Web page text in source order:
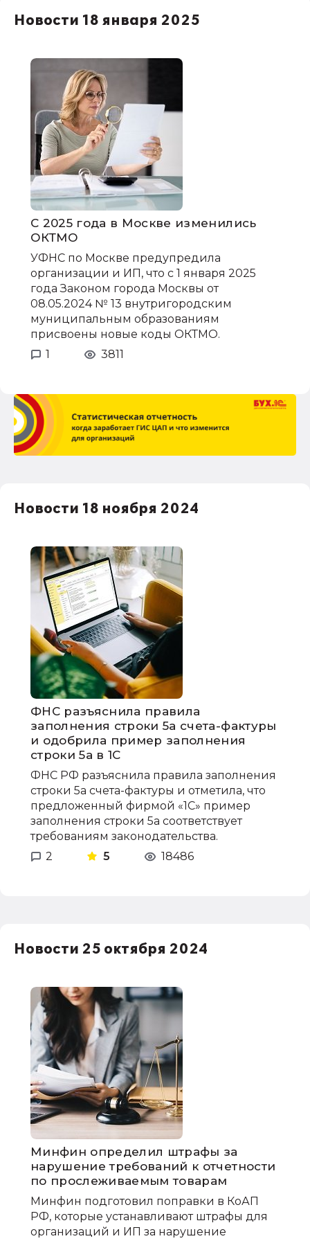
права работников НДФЛ
1С:Управление производственным
предприятием
Новости 18 января 2025
С 2025 года в Москве изменились
ОКТМО
УФНС по Москве предупредила
организации и ИП, что с 1 января 2025
года Законом города Москвы от
08.05.2024 № 13 внутригородским
муниципальным образованиям
присвоены новые коды ОКТМО.
1
3811
Новости 18 ноября 2024
ФНС разъяснила правила
заполнения строки 5а счета-фактуры
и одобрила пример заполнения
строки 5а в 1С
ФНС РФ разъяснила правила заполнения
строки 5а счета-фактуры и отметила, что
предложенный фирмой «1С» пример
заполнения строки 5а соответствует
требованиям законодательства.
2
5 18486
Новости 25 октября 2024
Минфин определил штрафы за
нарушение требований к отчетности
по прослеживаемым товарам
Минфин подготовил поправки в КоАП
РФ, которые устанавливают штрафы для
организаций и ИП за нарушение